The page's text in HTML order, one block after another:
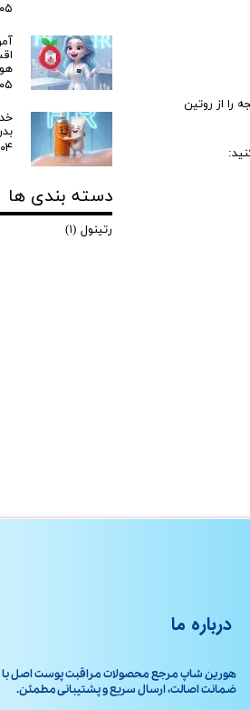
را از روتین
۰۵ اردیبهشت ۰۵
۰۵ اردیبهشت ۰۵
۰۴ اردیبهشت ۰۵
دسته بندی ها
رتینول (۱)
هورین شاپ مرجع محصولات مراقبت پوست اصل با
ضمانت اصالت، ارسال سریع و پشتیبانی مطمئن.​​​​​​​​​​​​​​
درباره ما